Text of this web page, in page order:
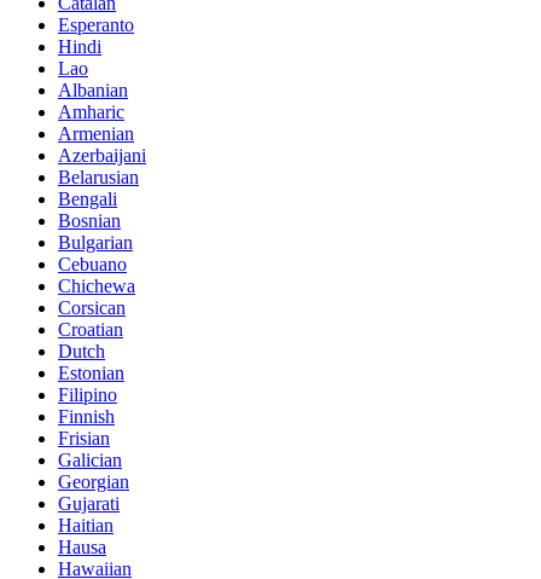
Esperanto
Hindi
Lao
Albanian
Amharic
Armenian
Azerbaijani
Belarusian
Bengali
Bosnian
Bulgarian
Cebuano
Chichewa
Corsican
Croatian
Dutch
Estonian
Filipino
Finnish
Frisian
Galician
Georgian
Gujarati
Haitian
Hausa
Hawaiian